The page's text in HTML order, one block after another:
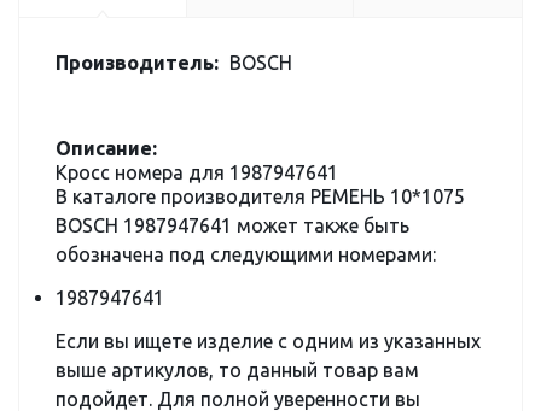
Производитель: BOSCH
Описание:
Кросс номера для 1987947641
В каталоге производителя РЕМЕНЬ 10*1075
BOSCH 1987947641 может также быть
обозначена под следующими номерами:
1987947641
Если вы ищете изделие с одним из указанных
выше артикулов, то данный товар вам
подойдет. Для полной уверенности вы